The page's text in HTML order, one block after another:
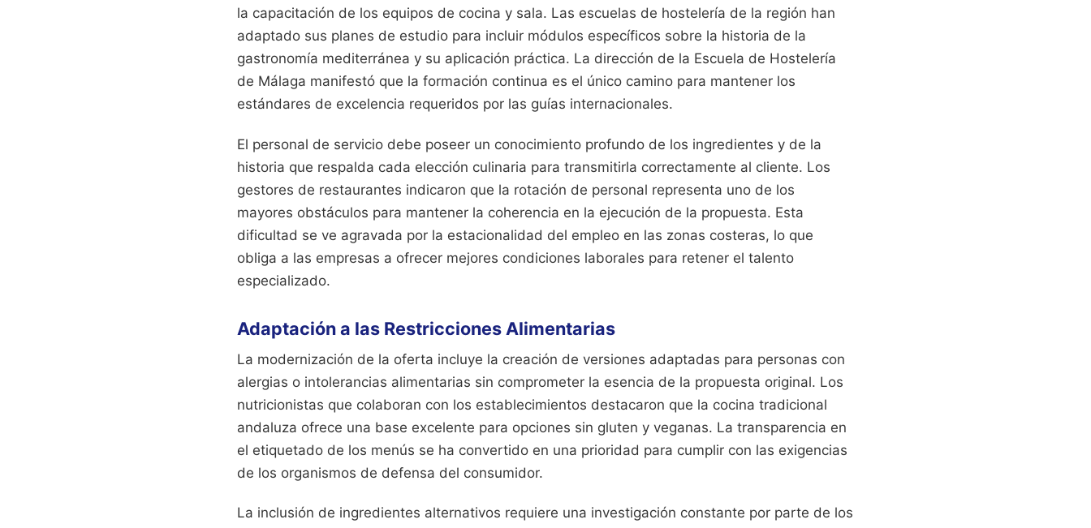
la capacitación de los equipos de cocina y sala. Las escuelas de hostelería de la región han
adaptado sus planes de estudio para incluir módulos específicos sobre la historia de la
gastronomía mediterránea y su aplicación práctica. La dirección de la Escuela de Hostelería
de Málaga manifestó que la formación continua es el único camino para mantener los
estándares de excelencia requeridos por las guías internacionales.
El personal de servicio debe poseer un conocimiento profundo de los ingredientes y de la
historia que respalda cada elección culinaria para transmitirla correctamente al cliente. Los
gestores de restaurantes indicaron que la rotación de personal representa uno de los
mayores obstáculos para mantener la coherencia en la ejecución de la propuesta. Esta
dificultad se ve agravada por la estacionalidad del empleo en las zonas costeras, lo que
obliga a las empresas a ofrecer mejores condiciones laborales para retener el talento
especializado.
Adaptación a las Restricciones Alimentarias
La modernización de la oferta incluye la creación de versiones adaptadas para personas con
alergias o intolerancias alimentarias sin comprometer la esencia de la propuesta original. Los
nutricionistas que colaboran con los establecimientos destacaron que la cocina tradicional
andaluza ofrece una base excelente para opciones sin gluten y veganas. La transparencia en
el etiquetado de los menús se ha convertido en una prioridad para cumplir con las exigencias
de los organismos de defensa del consumidor.
La inclusión de ingredientes alternativos requiere una investigación constante por parte de los